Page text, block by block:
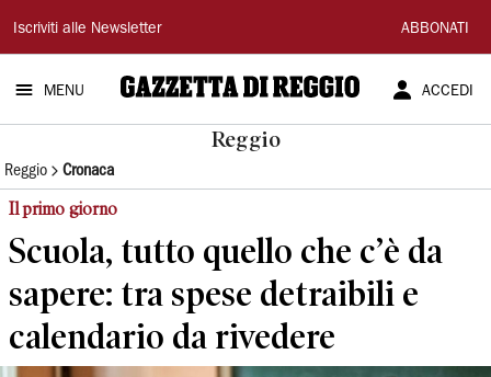
Gazzetta
di
Reggio
Iscriviti alle Newsletter ABBONATI
MENU ACCEDI
Reggio
Reggio Cronaca
Il primo giorno
Scuola, tutto quello che c’è da
sapere: tra spese detraibili e
calendario da rivedere